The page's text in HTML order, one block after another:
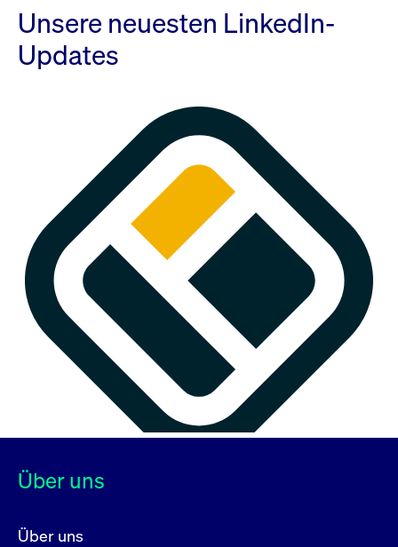
Unsere neuesten LinkedIn-
Updates
Über uns
Über uns